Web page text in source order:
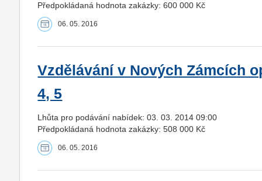
Předpokládaná hodnota zakázky: 600 000 Kč
06. 05. 2016
Vzdělávání v Nových Zámcích
4, 5
Lhůta pro podávání nabídek: 03. 03. 2014 09:00
Předpokládaná hodnota zakázky: 508 000 Kč
06. 05. 2016